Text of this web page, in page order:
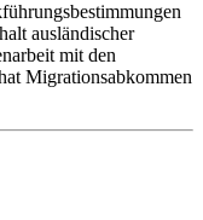
ausländischer
mit den
Migrationsabkommen